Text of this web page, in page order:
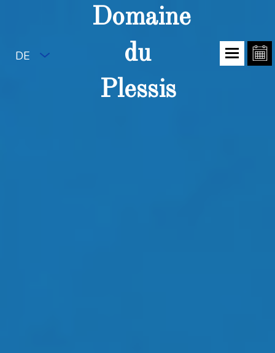
DE
Domaine
du
Plessis